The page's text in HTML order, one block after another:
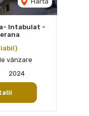
Intabulat -
vânzare
2024